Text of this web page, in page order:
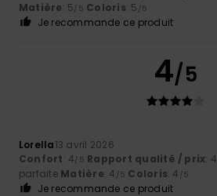
Matière: 5/5 Coloris: 5 /5
Je recommande ce produit
4/5
Lorella13 avril 2026
Confort: 4/5 Rapport qualité / prix: 4
parfaite Matière: 4 /5 Coloris: 4 /5
Je recommande ce produit